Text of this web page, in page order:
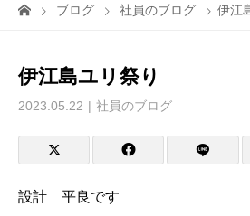
ブログ 社員のブログ 伊江
伊江島ユリ祭り
2023.05.22 社員のブログ
設計 平良です